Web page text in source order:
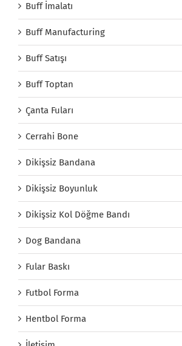
Buff İmalatı
Buff Manufacturing
Buff Satışı
Buff Toptan
Çanta Fuları
Cerrahi Bone
Dikişsiz Bandana
Dikişsiz Boyunluk
Dikişsiz Kol Döğme Bandı
Dog Bandana
Fular Baskı
Futbol Forma
Hentbol Forma